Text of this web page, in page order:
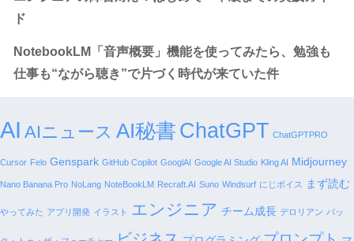
ド
NotebookLM「音声概要」機能を使ってみたら、勉強も
仕事も“ながら聴き”で片づく時代が来ていた件
AI AIニュース AI秘書 ChatGPT ChatGPTPRO
Cursor Felo Genspark GitHub Copilot GooglAI Google AI Studio Kling AI Midjourney
Nano Banana Pro NoLang NoteBookLM Recraft.AI Suno Windsurf にじボイス まず読む
やってみた アプリ開発 イラスト エンジニア チーム成長 デロリアン バッ